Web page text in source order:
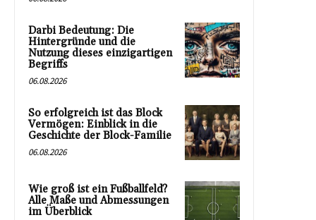
Darbi Bedeutung: Die
Hintergründe und die
Nutzung dieses einzigartigen
Begriffs
06.08.2026
So erfolgreich ist das Block
Vermögen: Einblick in die
Geschichte der Block-Familie
06.08.2026
Wie groß ist ein Fußballfeld?
Alle Maße und Abmessungen
im Überblick